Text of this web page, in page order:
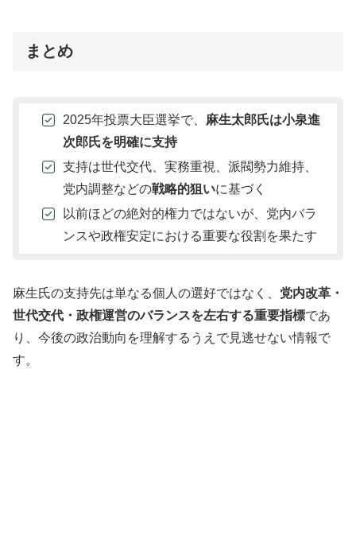
まとめ
2025年投票大臣選挙で、 麻生太郎氏は小泉進
次郎氏を明確に支持
支持は世代交代、実務重視、派閥勢力維持、
党内調整などの戦略的狙いに基づく
以前ほどの絶対的権力ではないが、党内バラ
ンスや政権安定における重要な役割を果たす
麻生氏の支持先は単なる個人の選好ではなく、 党内改革・
世代交代・政権運営のバランスを左右する重要指標であ
り、今後の政治動向を理解するうえで見逃せない情報で
す。